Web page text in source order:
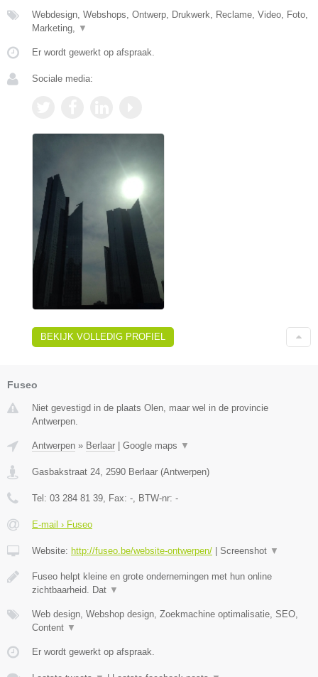
Webdesign, Webshops, Ontwerp, Drukwerk, Reclame, Video, Foto,
Marketing, ▼
Er wordt gewerkt op afspraak.
Sociale media:
BEKIJK VOLLEDIG PROFIEL
Fuseo
Niet gevestigd in de plaats Olen, maar wel in de provincie
Antwerpen.
Antwerpen » Berlaar Google maps ▼
Gasbakstraat 24, 2590 Berlaar (Antwerpen)
Tel: 03 284 81 39, Fax: -, BTW-nr: -
E-mail › Fuseo
Website: http://fuseo.be/website-ontwerpen/ Screenshot ▼
Fuseo helpt kleine en grote ondernemingen met hun online
zichtbaarheid. Dat ▼
Web design, Webshop design, Zoekmachine optimalisatie, SEO,
Content ▼
Er wordt gewerkt op afspraak.